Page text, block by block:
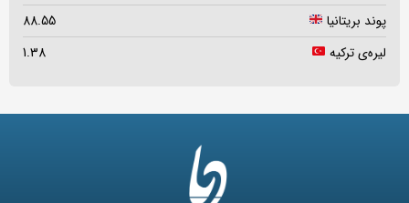
پوند بریتانیا
88.55
لیره‌ی ترکیه
1.38